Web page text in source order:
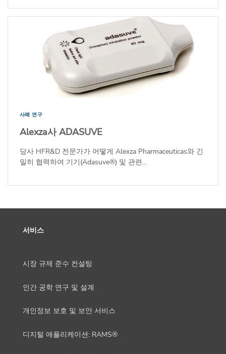
사례 연구
Alexza사 ADASUVE
당사 HFR&D 전문가가 어떻게 Alexza Pharmaceuticas와 긴
밀히 협력하여 기기(Adasuve®) 및 관련...
서비스
시장 규제 준수 컨설팅
인간 공학 연구 및 설계
개인정보 보호 및 보안 서비스
디지털 애플리케이션: RAMS®